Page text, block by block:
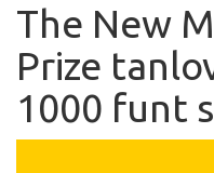
Ishlar
Kurslar
Blog
The New
Prize
1000 funt